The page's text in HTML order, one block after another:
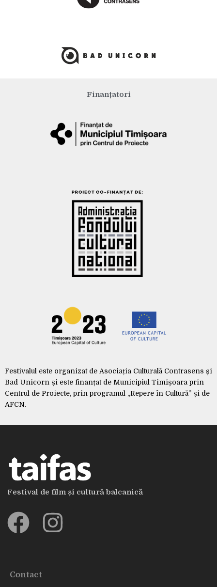
Finanțatori
Festivalul este organizat de Asociația Culturală Contrasens și
Bad Unicorn și este finanțat de Municipiul Timișoara prin
Centrul de Proiecte, prin programul „Repere în Cultură” și de
AFCN.
Festival de film și cultură balcanică
Contact